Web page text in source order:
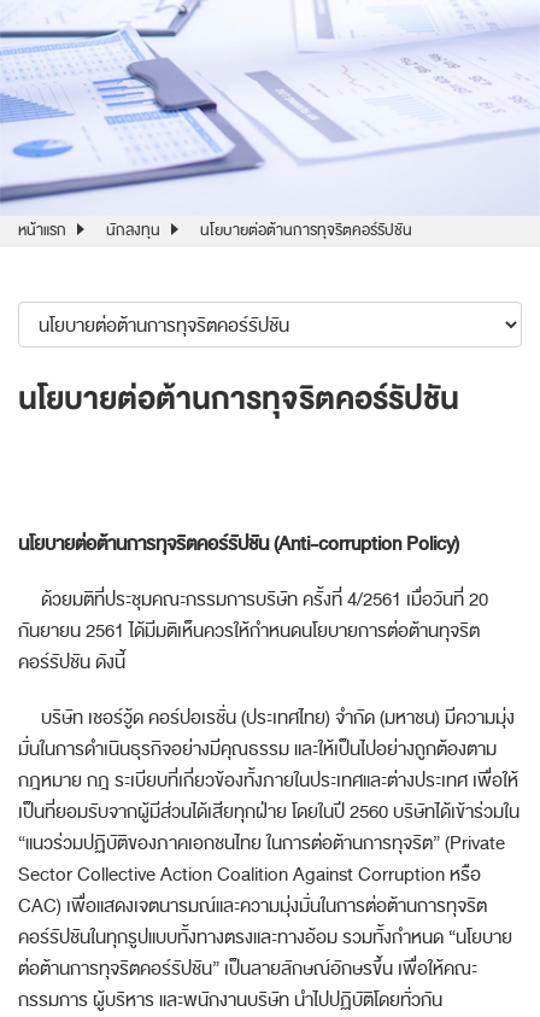
หน้าแรก นักลงทุน นโยบายต่อต้านการทุจริตคอร์รัปชัน
นโยบายต่อต้านการทุจริตคอร์รัปชัน
นโยบายต่อต้านการทุจริตคอร์รัปชัน(Anti-corruption Policy)
ด้วยมติที่ประชุมคณะกรรมการบริษัท ครั้งที่ 4/2561 เมื่อวันที่20
กันยายน2561ได้มีมติเห็นควรให้กำหนดนโยบายการต่อต้านทุจริต
คอร์รัปชัน ดังนี้
บริษัท เชอร์วู้ด คอร์ปอเรชั่น (ประเทศไทย) จำกัด (มหาชน) มีความมุ่ง
มั่นในการดำเนินธุรกิจอย่างมีคุณธรรม และให้เป็นไปอย่างถูกต้องตาม
กฎหมาย กฎ ระเบียบที่เกี่ยวข้องทั้งภายในประเทศและต่างประเทศ เพื่อให้
เป็นที่ยอมรับจากผู้มีส่วนได้เสียทุกฝ่าย โดยในปี2560บริษัทได้เข้าร่วมใน
“แนวร่วมปฏิบัติของภาคเอกชนไทย ในการต่อต้านการทุจริต”(Private
Sector Collective Action Coalition Against Corruptionหรือ
CAC) เพื่อแสดงเจตนารมณ์และความมุ่งมั่นในการต่อต้านการทุจริต
คอร์รัปชันในทุกรูปแบบทั้งทางตรงและทางอ้อม รวมทั้งกำหนด “นโยบาย
ต่อต้านการทุจริตคอร์รัปชัน” เป็นลายลักษณ์อักษรขึ้น เพื่อให้คณะ
กรรมการ ผู้บริหาร และพนักงานบริษัท นำไปปฏิบัติโดยทั่วกัน